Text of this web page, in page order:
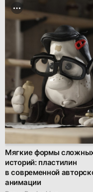
Мягкие формы
историй: пластилин
в современной
анимации